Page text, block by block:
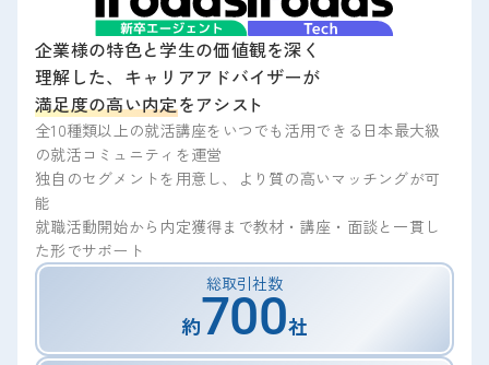
企業様の特色と学生の価値観を深く
理解した、キャリアアドバイザーが
満足度の高い内定をアシスト
全10種類以上の就活講座をいつでも活用できる日本最大級
の就活コミュニティを運営
独自のセグメントを用意し、より質の高いマッチングが可
能
就職活動開始から内定獲得まで教材・講座・面談と一貫し
た形でサポート
総取引社数
約700社